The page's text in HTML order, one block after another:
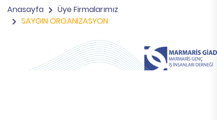
Anasayfa
Üye Firmalarımız
SAYGIN ORGANİZASYON